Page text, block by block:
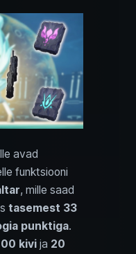
avad
funktsiooni
, mille saad
tasemest 33
punktiga.
kivi ja 20